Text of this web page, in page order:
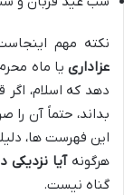
نکته مهم
عزاداری یا ماه
دهد که اسلام،
بداند، حتماً آن را
این فهرست ها،
هرگونهآیا
گناه نیست.